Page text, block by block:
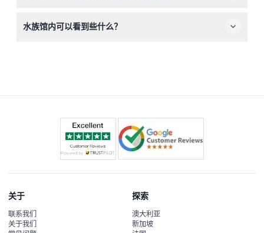
带照片的身份证以享受折扣，穿一双舒适的鞋子，并带上相
水族馆内可以看到些什么？
关于
联系我们
关于我们
探索
澳大利亚
新加坡